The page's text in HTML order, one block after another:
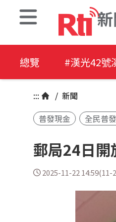
總覽 #漢光42號
::: / 新聞
普發現金
全民普
郵局24日開
2025-11-22 14:59(11-